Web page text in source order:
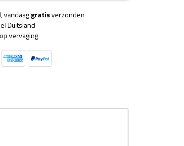
vandaaggratisverzonden
Duitsland
op vervaging